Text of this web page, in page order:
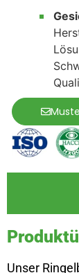
Unser